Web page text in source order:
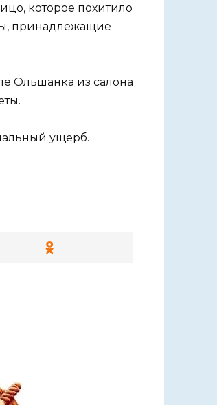
которое похитило
принадлежащие
Ольшанка из салона
ущерб.